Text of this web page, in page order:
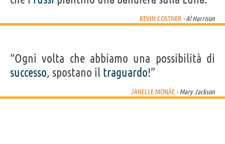
KEVIN COSTNER - Al Harrison
“Ogni volta che abbiamo una possibilità di
successo, spostano il traguardo!”
JANELLE MONÁE - Mary Jackson